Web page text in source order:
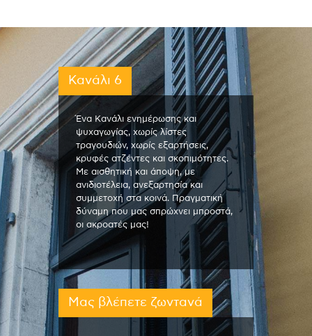
Κανάλι 6
Ένα Κανάλι ενημέρωσης και
ψυχαγωγίας, χωρίς λίστες
τραγουδιών, χωρίς εξαρτήσεις,
κρυφές ατζέντες και σκοπιμότητες.
Με αισθητική και άποψη, με
ανιδιοτέλεια, ανεξαρτησία και
συμμετοχή στα κοινά. Πραγματική
δύναμη που μας σπρώχνει μπροστά,
οι ακροατές μας!
Μας βλέπετε ζωντανά